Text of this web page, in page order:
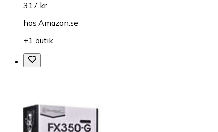
317 kr
hos Amazon.se
+1 butik